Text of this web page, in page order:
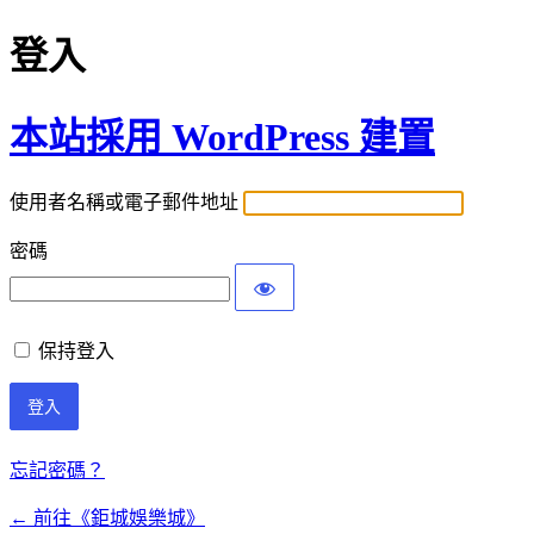
登入
本站採用 WordPress 建置
使用者名稱或電子郵件地址
密碼
保持登入
忘記密碼？
← 前往《鉅城娛樂城》